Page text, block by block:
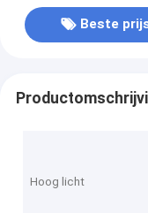
Beste
Hoog licht